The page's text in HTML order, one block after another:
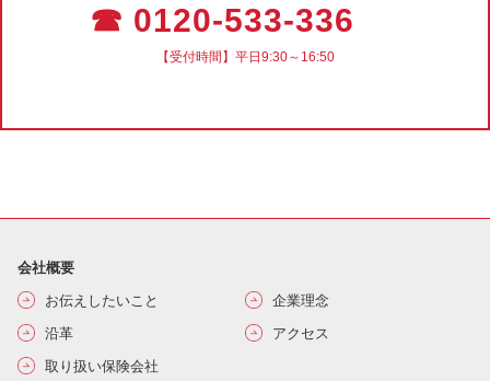
☎ 0120-533-336
【受付時間】平日9:30～16:50
会社概要
お伝えしたいこと
企業理念
沿革
アクセス
取り扱い保険会社